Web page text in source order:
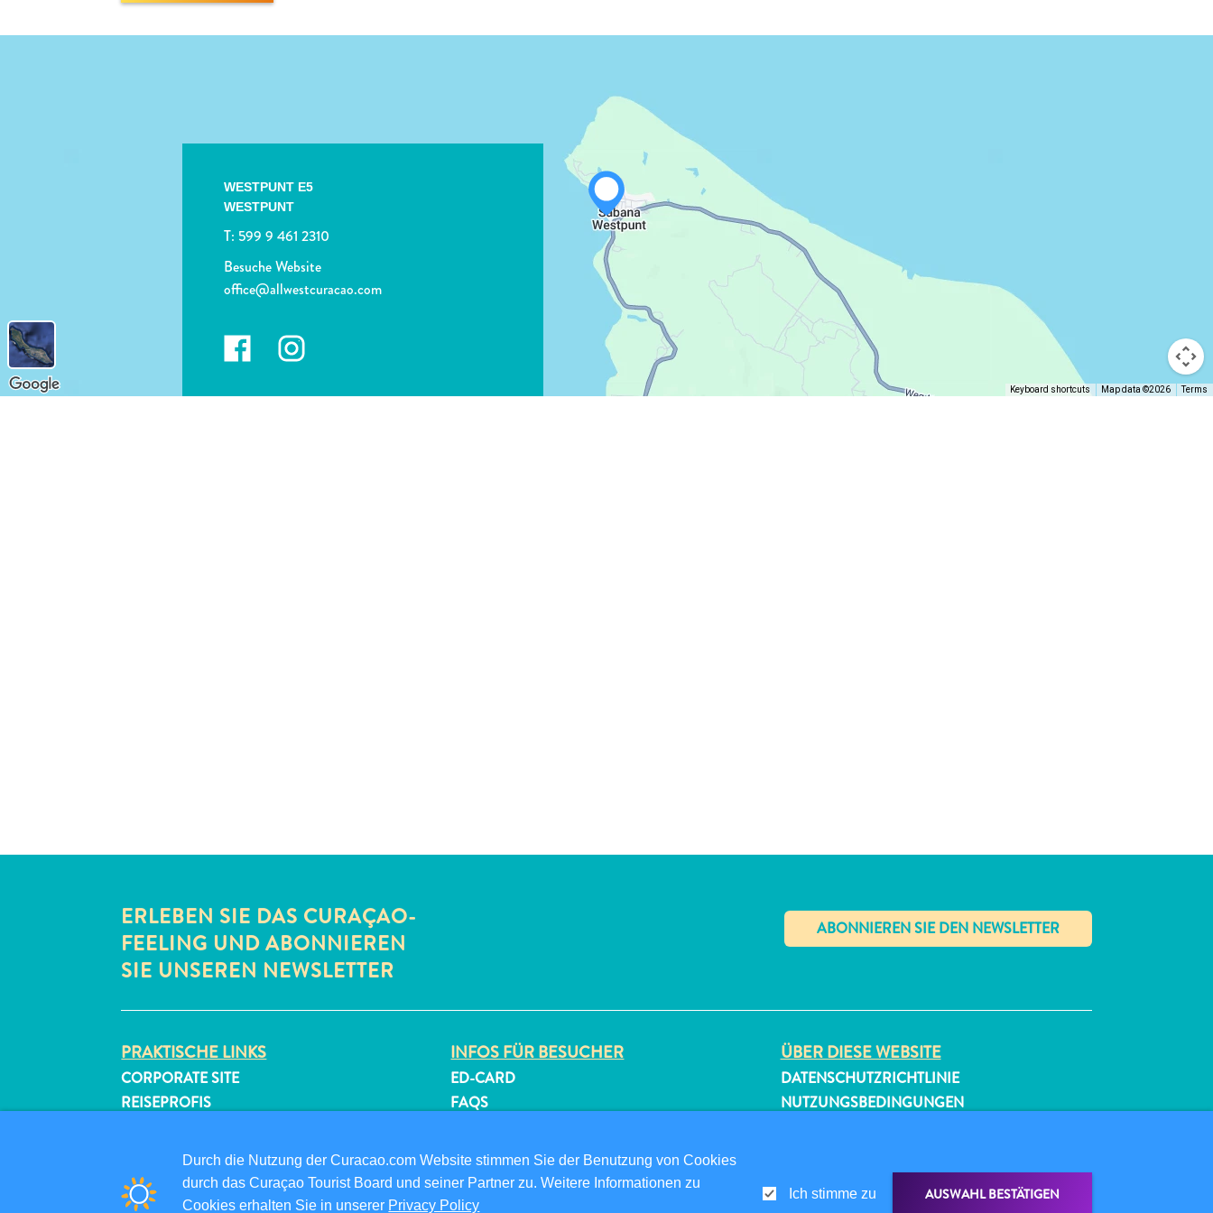
WESTPUNT E5
WESTPUNT
T: 599 9 461 2310
Besuche Website
office@allwestcuracao.com
Keyboard shortcuts Map data ©2026 Terms
ERLEBEN SIE DAS CURAÇAO-
FEELING UND ABONNIEREN
SIE UNSEREN NEWSLETTER
✕
PRAKTISCHE LINKS
CORPORATE SITE
REISEPROFIS
IHR EVENT EINREICHEN
INFOS FÜR BESUCHER
ED-CARD
FAQS
EVENTS
ONLINE-BROSCHÜRE
ÜBER DIESE WEBSITE
DATENSCHUTZRICHTLINIE
NUTZUNGSBEDINGUNGEN
Durch die Nutzung der Curacao.com Website stimmen Sie der Benutzung von Cookies
durch das Curaçao Tourist Board und seiner Partner zu. Weitere Informationen zu
Cookies erhalten Sie in unserer Privacy Policy
Ich stimme zu AUSWAHL BESTÄTIGEN